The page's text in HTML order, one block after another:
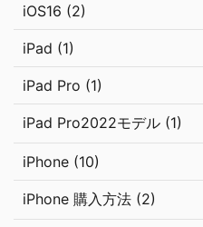
iOS16 (2)
iPad (1)
iPad Pro (1)
iPad Pro2022モデル (1)
iPhone (10)
iPhone 購入方法 (2)